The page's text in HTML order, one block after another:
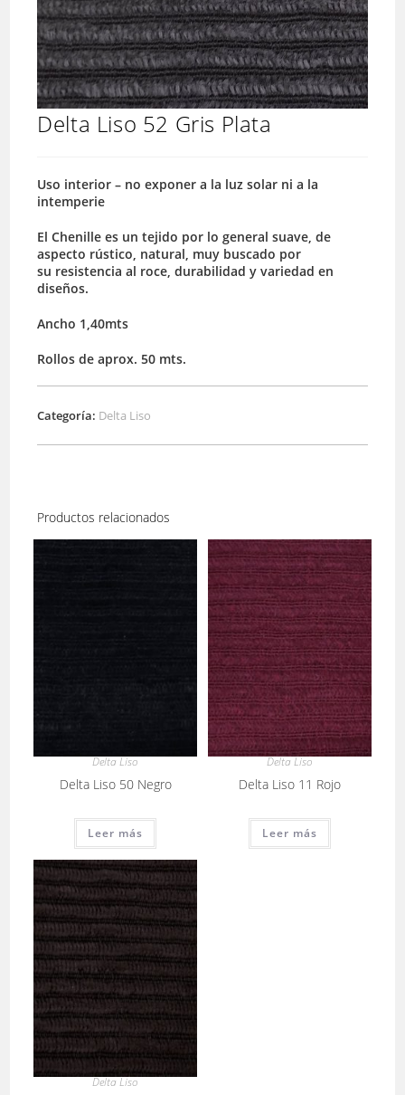
Delta Liso 52 Gris Plata
Uso interior – no exponer a la luz solar ni a la
intemperie
El Chenille es un tejido por lo general suave, de
aspecto rústico, natural, muy buscado por
su resistencia al roce, durabilidad y variedad en
diseños.
Ancho 1,40mts
Rollos de aprox. 50 mts.
Categoría: Delta Liso
Productos relacionados
Delta Liso
Delta Liso 50 Negro
Leer más
Delta Liso
Delta Liso 11 Rojo
Leer más
Delta Liso